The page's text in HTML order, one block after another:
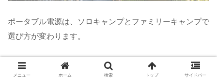
ポータブル電源は、ソロキャンプとファミリーキャンプで
選び方が変わります。
ソロキャンプでは、使う電気の量が比較的少ないです。ス
マホ充電、LEDランタン、カメラ充電、小型扇風機、電気
メニュー ホーム 検索 トップ サイドバー